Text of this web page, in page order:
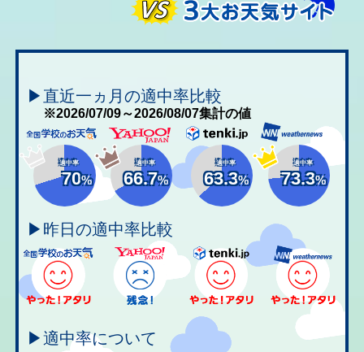
▶直近一ヵ月の適中率比較
※2026/07/09～2026/08/07集計の値
適中率
70%
適中率
66.7%
適中率
63.3%
適中率
73.3%
▶昨日の適中率比較
▶適中率について